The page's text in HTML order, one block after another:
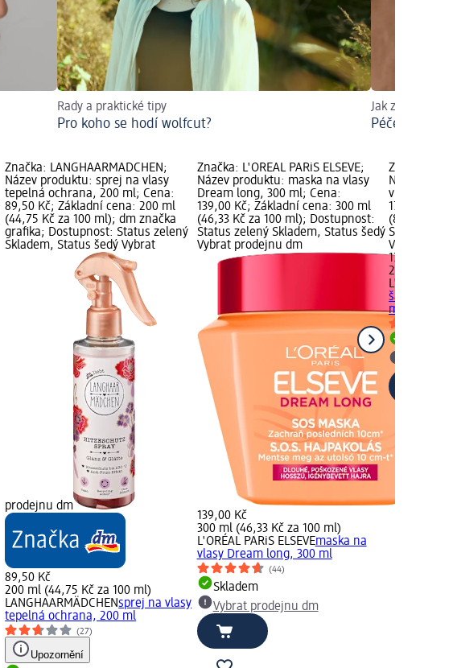
Rady a praktické tipy
Pro koho se hodí wolfcut?
Jak zkrotit
Péče pro
Značka: LANGHAARMÄDCHEN;
Název produktu: sprej na vlasy
tepelná ochrana, 200 ml; Cena:
89,50 Kč; Základní cena: 200 ml
(44,75 Kč za 100 ml); dm značka
grafika; Dostupnost: Status zelený
Skladem, Status šedý Vybrat
prodejnu dm
89,50 Kč
200 ml (44,75 Kč za 100 ml)
LANGHAARMÄDCHENsprej na vlasy
tepelná ochrana, 200 ml
(27)
Upozornění
Značka: L'ORÉAL PARiS ELSEVE;
Název produktu: maska na vlasy
Dream long, 300 ml; Cena:
139,00 Kč; Základní cena: 300 ml
(46,33 Kč za 100 ml); Dostupnost:
Status zelený Skladem, Status šedý
Vybrat prodejnu dm
139,00 Kč
300 ml (46,33 Kč za 100 ml)
L'ORÉAL PARiS ELSEVEmaska na
vlasy Dream long, 300 ml
(44)
Skladem
Vybrat prodejnu dm
Značka:
Název
vlasy
179,00 Kč;
(89,50 Kč
Status
Vybrat
179,00 Kč
200 ml
L'ORÉAL
šampon na
ml